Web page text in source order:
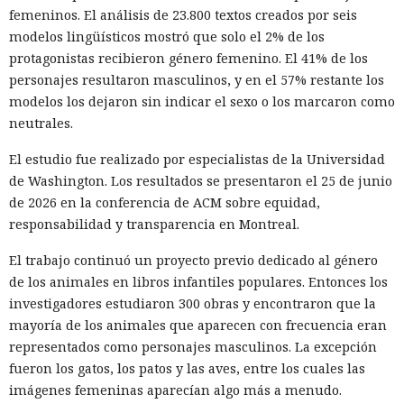
femeninos. El análisis de 23.800 textos creados por seis
modelos lingüísticos mostró que solo el 2% de los
protagonistas recibieron género femenino. El 41% de los
personajes resultaron masculinos, y en el 57% restante los
modelos los dejaron sin indicar el sexo o los marcaron como
neutrales.
El estudio fue realizado por especialistas de la Universidad
de Washington. Los resultados se presentaron el 25 de junio
de 2026 en la conferencia de ACM sobre equidad,
responsabilidad y transparencia en Montreal.
El trabajo continuó un proyecto previo dedicado al género
de los animales en libros infantiles populares. Entonces los
investigadores estudiaron 300 obras y encontraron que la
mayoría de los animales que aparecen con frecuencia eran
representados como personajes masculinos. La excepción
fueron los gatos, los patos y las aves, entre los cuales las
imágenes femeninas aparecían algo más a menudo.